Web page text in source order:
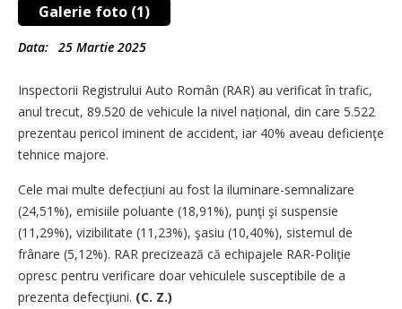
Galerie foto (1)
Data: 25 Martie 2025
Inspectorii Registrului Auto Român (RAR) au verificat în trafic,
anul trecut, 89.520 de vehicule la nivel național, din care 5.522
prezentau pericol iminent de accident, iar 40% aveau deficienţe
tehnice majore.
Cele mai multe defecțiuni au fost la iluminare-semnalizare
(24,51%), emisiile poluante (18,91%), punţi şi suspensie
(11,29%), vizibilitate (11,23%), şasiu (10,40%), sistemul de
frânare (5,12%). RAR precizează că echipajele RAR-Poliţie
opresc pentru verificare doar vehiculele susceptibile de a
prezenta defecţiuni. (C. Z.)